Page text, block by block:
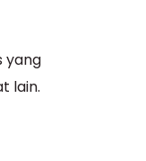
yang
lain.